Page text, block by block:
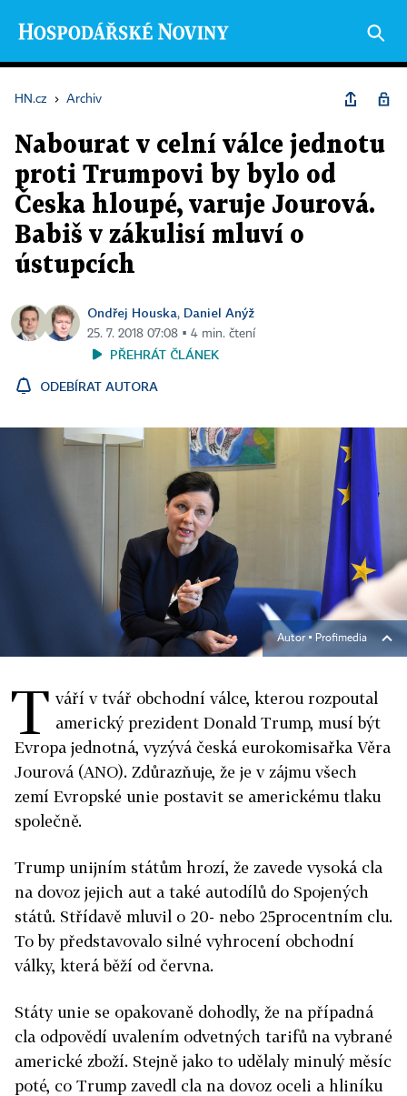
HN.cz › Archiv
Nabourat v celní válce jednotu
proti Trumpovi by bylo od
Česka hloupé, varuje Jourová.
Babiš v zákulisí mluví o
ústupcích
Ondřej Houska, Daniel Anýž
25. 7. 2018 07:08 ▪ 4 min. čtení
PŘEHRÁT ČLÁNEK
ODEBÍRAT AUTORA
Autor ▪ Profimedia
T váří v tvář obchodní válce, kterou rozpoutal
americký prezident Donald Trump, musí být
Evropa jednotná, vyzývá česká eurokomisařka Věra
Jourová (ANO). Zdůrazňuje, že je v zájmu všech
zemí Evropské unie postavit se americkému tlaku
společně.
Trump unijním státům hrozí, že zavede vysoká cla
na dovoz jejich aut a také autodílů do Spojených
států. Střídavě mluvil o 20- nebo 25procentním clu.
To by představovalo silné vyhrocení obchodní
války, která běží od června.
Státy unie se opakovaně dohodly, že na případná
cla odpovědí uvalením odvetných tarifů na vybrané
americké zboží. Stejně jako to udělaly minulý měsíc
poté, co Trump zavedl cla na dovoz oceli a hliníku